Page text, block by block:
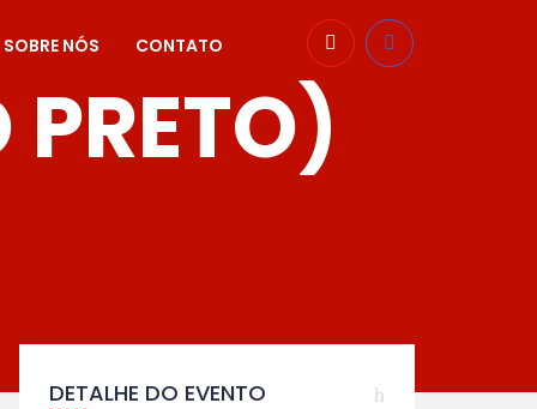
SOBRE NÓS CONTATO
DETALHE DO EVENTO